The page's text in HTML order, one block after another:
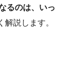
るのは、いっ
解説します。